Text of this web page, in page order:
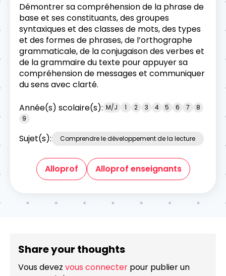
Démontrer sa compréhension de la phrase de
base et ses constituants, des groupes
syntaxiques et des classes de mots, des types
et des formes de phrases, de l’orthographe
grammaticale, de la conjugaison des verbes et
de la grammaire du texte pour appuyer sa
compréhension de messages et communiquer
du sens avec clarté.
Année(s) scolaire(s): M/J 1 2 3 4 5 6 7
8
9
Sujet(s): Comprendre le développement de la lecture
Alloprof Alloprof enseignants
Share your thoughts
Vous devez vous connecter pour publier un